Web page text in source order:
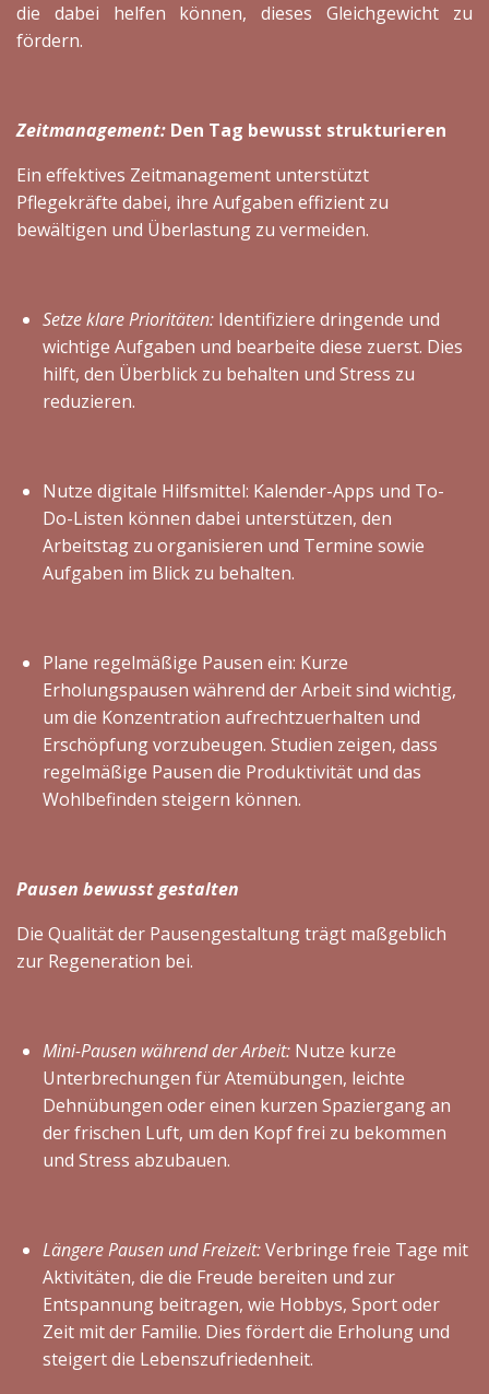
die dabei helfen können, dieses Gleichgewicht zu
fördern.
Zeitmanagement: Den Tag bewusst strukturieren
Ein effektives Zeitmanagement unterstützt
Pflegekräfte dabei, ihre Aufgaben effizient zu
bewältigen und Überlastung zu vermeiden.
Setze klare Prioritäten: Identifiziere dringende und
wichtige Aufgaben und bearbeite diese zuerst. Dies
hilft, den Überblick zu behalten und Stress zu
reduzieren.
Nutze digitale Hilfsmittel: Kalender-Apps und To-
Do-Listen können dabei unterstützen, den
Arbeitstag zu organisieren und Termine sowie
Aufgaben im Blick zu behalten.
Plane regelmäßige Pausen ein: Kurze
Erholungspausen während der Arbeit sind wichtig,
um die Konzentration aufrechtzuerhalten und
Erschöpfung vorzubeugen. Studien zeigen, dass
regelmäßige Pausen die Produktivität und das
Wohlbefinden steigern können.
Pausen bewusst gestalten
Die Qualität der Pausengestaltung trägt maßgeblich
zur Regeneration bei.
Mini-Pausen während der Arbeit: Nutze kurze
Unterbrechungen für Atemübungen, leichte
Dehnübungen oder einen kurzen Spaziergang an
der frischen Luft, um den Kopf frei zu bekommen
und Stress abzubauen.
Längere Pausen und Freizeit:Verbringe freie Tage mit
Aktivitäten, die die Freude bereiten und zur
Entspannung beitragen, wie Hobbys, Sport oder
Zeit mit der Familie. Dies fördert die Erholung und
steigert die Lebenszufriedenheit.